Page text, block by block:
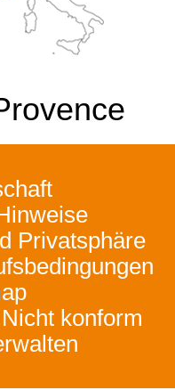
Privatsphäre
konform